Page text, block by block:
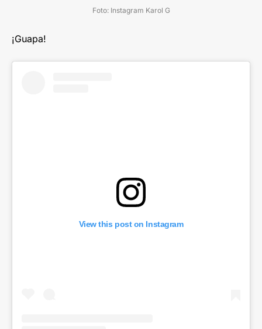
Foto: Instagram Karol G
¡Guapa!
View this post on Instagram